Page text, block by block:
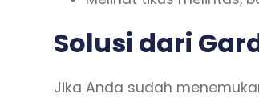
Solusi dari
Jika Anda sudah